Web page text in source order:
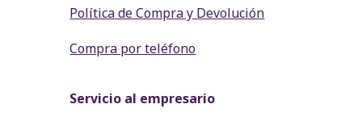
Política de Compra y Devolución
Compra por teléfono
Servicio al empresario